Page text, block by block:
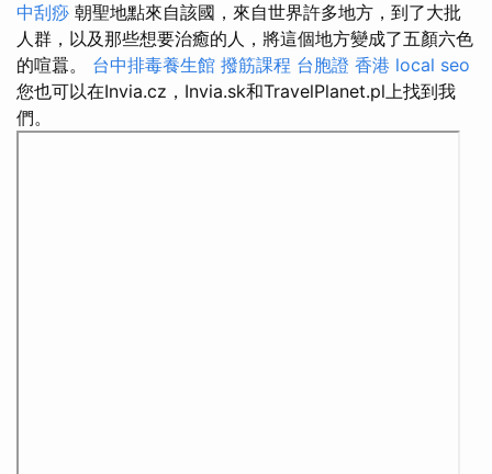
中刮痧 朝聖地點來自該國，來自世界許多地方，到了大批
人群，以及那些想要治癒的人，將這個地方變成了五顏六色
的喧囂。 台中排毒養生館 撥筋課程 台胞證 香港 local seo
您也可以在Invia.cz，Invia.sk和TravelPlanet.pl上找到我
們。